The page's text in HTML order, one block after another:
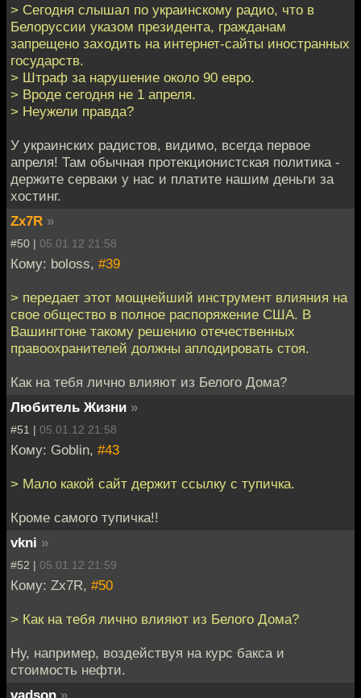
> Сегодня слышал по украинскому радио, что в
Белоруссии указом президента, гражданам
запрещено заходить на интернет-сайты иностранных
государств.
> Штраф за нарушение около 90 евро.
> Вроде сегодня не 1 апреля.
> Неужели правда?
У украинских радистов, видимо, всегда первое
апреля! Там обычная протекционистская политика -
держите серваки у нас и платите нашим деньги за
хостинг.
Zx7R »
#50 | 05.01.12 21:58
Кому: boloss, #39
> передает этот мощнейший инструмент влияния на
свое общество в полное распоряжение США. В
Вашингтоне такому решению отечественных
правоохранителей должны аплодировать стоя.
Как на тебя лично влияют из Белого Дома?
Любитель Жизни »
#51 | 05.01.12 21:58
Кому: Goblin, #43
> Мало какой сайт держит ссылку с тупичка.
Кроме самого тупичка!!
vkni »
#52 | 05.01.12 21:59
Кому: Zx7R, #50
> Как на тебя лично влияют из Белого Дома?
Ну, например, воздействуя на курс бакса и
стоимость нефти.